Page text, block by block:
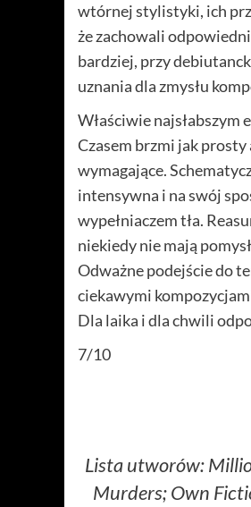
wtórnej stylistyki, ich
że zachowali
bardziej, przy
uznania dla zmysłu
Właściwie
Czasem brzmi jak
wymagające.
intensywna i na swój
wypełniaczem tła.
niekiedy nie mają
Odważne podejście do
ciekawymi
Dla laika i dla chwili
7/10
Lista utworów:
Murders; Own